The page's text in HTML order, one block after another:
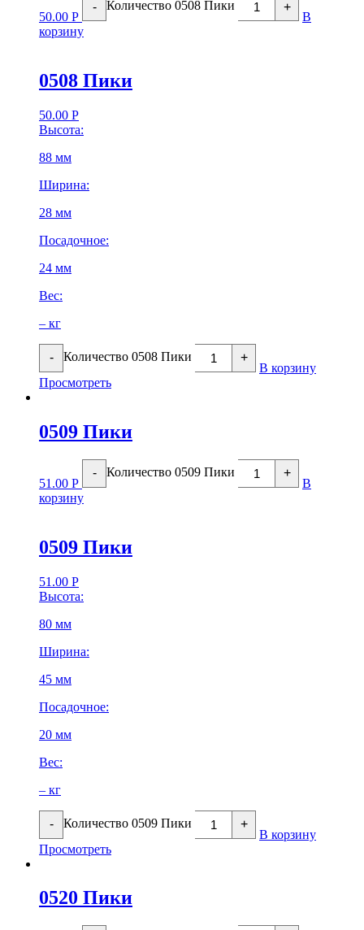
50.00 Р
- Количество 0508 Пики +
В
корзину
0508 Пики
50.00 Р
Высота:
88 мм
Ширина:
28 мм
Посадочное:
24 мм
Вес:
– кг
- Количество 0508 Пики +
В корзину
Просмотреть
0509 Пики
51.00 Р
- Количество 0509 Пики +
В
корзину
0509 Пики
51.00 Р
Высота:
80 мм
Ширина:
45 мм
Посадочное:
20 мм
Вес:
– кг
- Количество 0509 Пики +
В корзину
Просмотреть
0520 Пики